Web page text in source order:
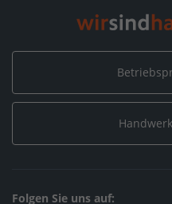
Folgen Sie uns auf: